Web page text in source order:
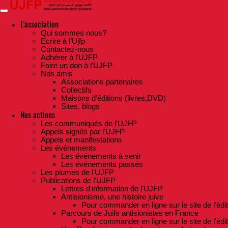
Skip
to
contentL'association
Qui sommes nous?
Ecrire à l’Ujfp
Contactez-nous
Adhérer à l’UJFP
Faire un don à l’UJFP
Nos amis
Associations partenaires
Collectifs
Maisons d’éditions (livres,DVD)
Sites, blogs
Nos actions
Les communiqués de l'UJFP
Appels signés par l'UJFP
Appels et manifestations
Les événements
Les événements à venir
Les événements passés
Les plumes de l'UJFP
Publications de l'UJFP
Lettres d'information de l'UJFP
Antisionisme, une histoire juive
Pour commander en ligne sur le site de
Parcours de Juifs antisionistes en France
Pour commander en ligne sur le site de